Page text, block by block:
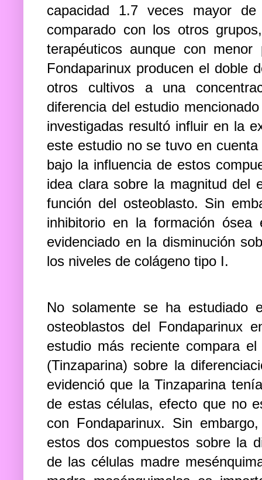
capacidad 1.7 veces mayor
comparado con los otros
terapéuticos aunque con
Fondaparinux producen el doble
otros cultivos a una
diferencia del estudio
investigadas resultó influir en la
este estudio no se tuvo en
bajo la influencia de estos
idea clara sobre la magnitud del
función del osteoblasto. Sin
inhibitorio en la formación ósea
evidenciado en la disminución
los niveles de colágeno tipo I.
No solamente se ha estudiado
osteoblastos del Fondaparinux
estudio más reciente compara
(Tinzaparina) sobre la
evidenció que la Tinzaparina
de estas células, efecto que no
con Fondaparinux. Sin
estos dos compuestos sobre la
de las células madre